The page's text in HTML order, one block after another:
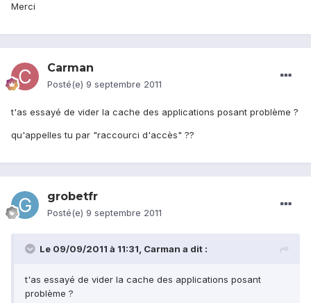
Merci
Carman
Posté(e) 9 septembre 2011
t'as essayé de vider la cache des applications posant problème ?
qu'appelles tu par "raccourci d'accès" ??
grobetfr
Posté(e) 9 septembre 2011
Le 09/09/2011 à 11:31, Carman a dit :
t'as essayé de vider la cache des applications posant
problème ?